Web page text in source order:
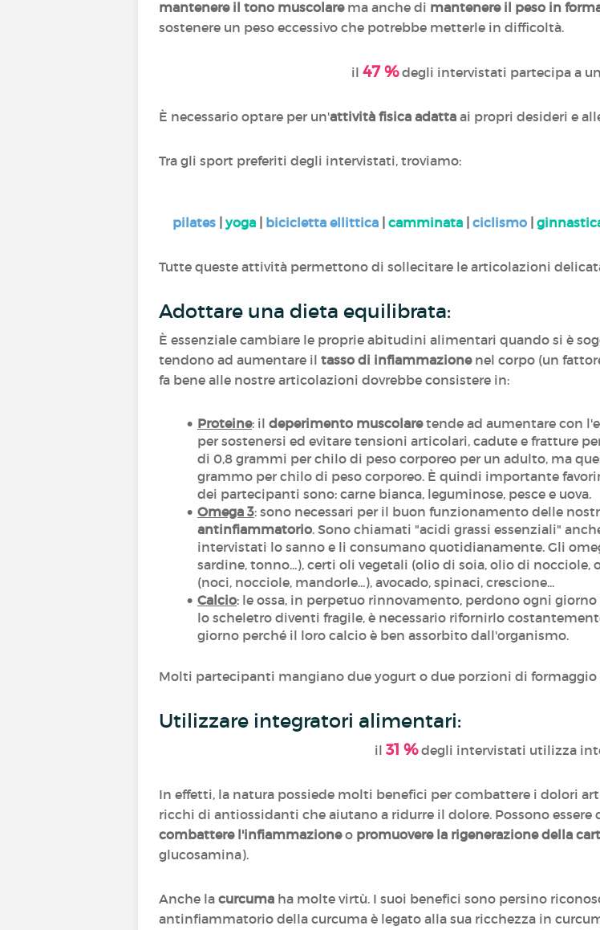
mantenere il tono muscolarema anche di mantenere il peso in
sostenere un peso eccessivo che potrebbe metterle in difficoltà.
il 47 %degli intervistati partecipa a
È necessario optare per un'attività fisica adatta ai propri desideri e
Tra gli sport preferiti degli intervistati, troviamo:
pilates yoga bicicletta ellittica camminata ciclismo
Tutte queste attività permettono di sollecitare le articolazioni
Adottare una dieta equilibrata:
È essenziale cambiare le proprie abitudini alimentari quando si è
tendono ad aumentare il tasso di infiammazionenel corpo (un
fa bene alle nostre articolazioni dovrebbe consistere in:
Proteine: il deperimento muscolaretende ad aumentare con
per sostenersi ed evitare tensioni articolari, cadute e fratture
di 0,8 grammi per chilo di peso corporeo per un adulto, ma
grammo per chilo di peso corporeo. È quindi importante
dei partecipanti sono: carne bianca, leguminose, pesce e uova.
Omega 3: sono necessari per il buon funzionamento delle
antinfiammatorio. Sono chiamati "acidi grassi essenziali"
intervistati lo sanno e li consumano quotidianamente. Gli
sardine, tonno...), certi oli vegetali (olio di soia, olio di
(noci, nocciole, mandorle...), avocado, spinaci, crescione...
Calcio: le ossa, in perpetuo rinnovamento, perdono ogni
lo scheletro diventi fragile, è necessario rifornirlo
giorno perché il loro calcio è ben assorbito dall'organismo.
Molti partecipanti mangiano due yogurt o due porzioni di formaggio
Utilizzare integratori alimentari:
il 31 % degli intervistati utilizza
In effetti, la natura possiede molti benefici per combattere i dolori
ricchi di antiossidanti che aiutano a ridurre il dolore. Possono
combattere l'infiammazioneo promuovere la rigenerazione della
glucosamina).
Anche la curcuma ha molte virtù. I suoi benefici sono persino
antinfiammatorio della curcuma è legato alla sua ricchezza in